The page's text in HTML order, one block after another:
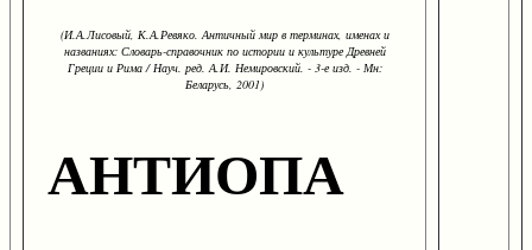
(И.А.Лисовый, К.А.Ревяко. Античный мир в терминах, именах и
названиях: Словарь-справочник по истории и культуре Древней
Греции и Рима / Науч. ред. А.И. Немировский. - 3-е изд. - Мн:
Беларусь, 2001)
АНТИОПА